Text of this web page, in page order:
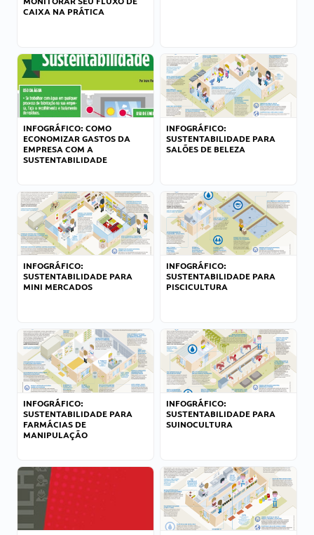
CAIXA NA PRÁTICA
INFOGRÁFICO: COMO
ECONOMIZAR GASTOS DA
EMPRESA COM A
SUSTENTABILIDADE
INFOGRÁFICO:
SUSTENTABILIDADE PARA
SALÕES DE BELEZA
INFOGRÁFICO:
SUSTENTABILIDADE PARA
MINI MERCADOS
INFOGRÁFICO:
SUSTENTABILIDADE PARA
PISCICULTURA
INFOGRÁFICO:
SUSTENTABILIDADE PARA
FARMÁCIAS DE
MANIPULAÇÃO
INFOGRÁFICO:
SUSTENTABILIDADE PARA
SUINOCULTURA